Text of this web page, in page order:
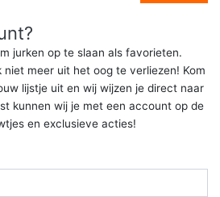
jurken op te slaan als favorieten.
niet meer uit het oog te verliezen! Kom
lijstje uit en wij wijzen je direct naar
kunnen wij je met een account op de
en exclusieve acties!